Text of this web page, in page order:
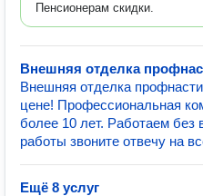
Пенсионерам скидки.
Внешняя отделка
Внешняя отделка
цене! Профессиональная
более 10 лет. Работаем без
работы звоните отвечу на
Ещё 8 услуг